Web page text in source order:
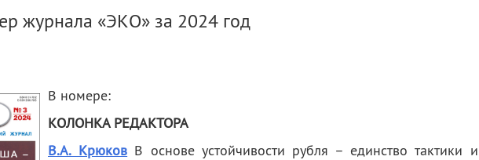
Гранты
Мероприятия
Публикации
советы
журнала «ЭКО» за 2024 год
В номере:
КОЛОНКА РЕДАКТОРА
В.А. Крюков В основе устойчивости рубля – единство тактики и